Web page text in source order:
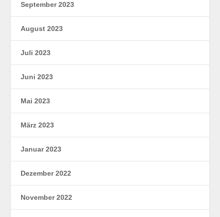
September 2023
August 2023
Juli 2023
Juni 2023
Mai 2023
März 2023
Januar 2023
Dezember 2022
November 2022